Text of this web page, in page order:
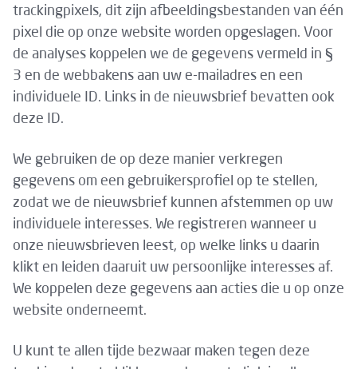
trackingpixels, dit zijn afbeeldingsbestanden van één
pixel die op onze website worden opgeslagen. Voor
de analyses koppelen we de gegevens vermeld in §
3 en de webbakens aan uw e-mailadres en een
individuele ID. Links in de nieuwsbrief bevatten ook
deze ID.
We gebruiken de op deze manier verkregen
gegevens om een gebruikersprofiel op te stellen,
zodat we de nieuwsbrief kunnen afstemmen op uw
individuele interesses. We registreren wanneer u
onze nieuwsbrieven leest, op welke links u daarin
klikt en leiden daaruit uw persoonlijke interesses af.
We koppelen deze gegevens aan acties die u op onze
website onderneemt.
U kunt te allen tijde bezwaar maken tegen deze